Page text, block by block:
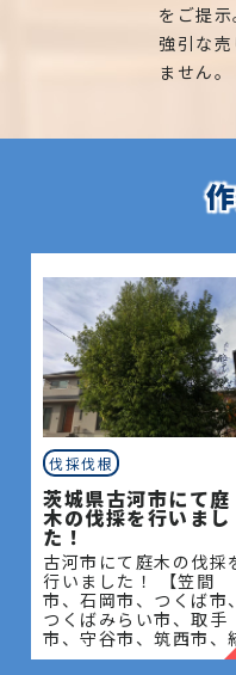
をご提
強引な
ません。
伐採伐根
茨城県古河市にて庭
木の伐採を行いまし
た！
古河市にて庭木の伐採
行いました！ 【笠間
市、石岡市、つくば市、
つくばみらい市、取手
市、守谷市、筑西市、
城市、桜川市、常総市